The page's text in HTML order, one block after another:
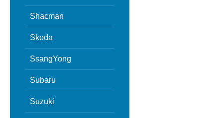
Shacman
Skoda
SsangYong
Subaru
Suzuki